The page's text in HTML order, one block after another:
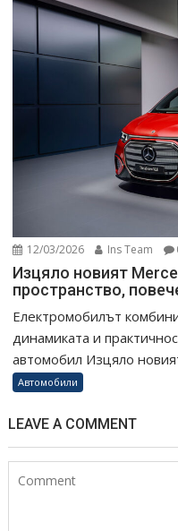
12/03/2026 Ins Team
Изцяло новият
пространство,
Електромобилът
динамиката и
автомобил Изцяло
Автомобили
LEAVE A COMMENT